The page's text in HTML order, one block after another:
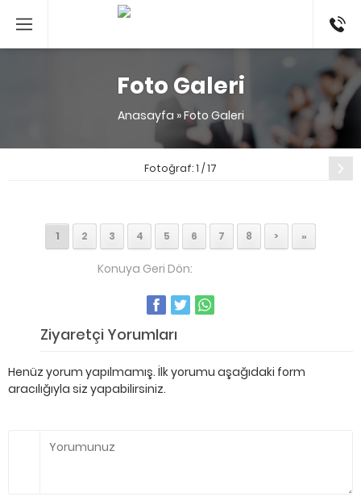
Foto Galeri
Anasayfa »Foto Galeri
Fotoğraf: 1 / 17
1 2 3 4 5 6 7 8 > »
Konuya Geri Dön:
Ziyaretçi Yorumları
Henüz yorum yapılmamış. İlk yorumu aşağıdaki form
aracılığıyla siz yapabilirsiniz.